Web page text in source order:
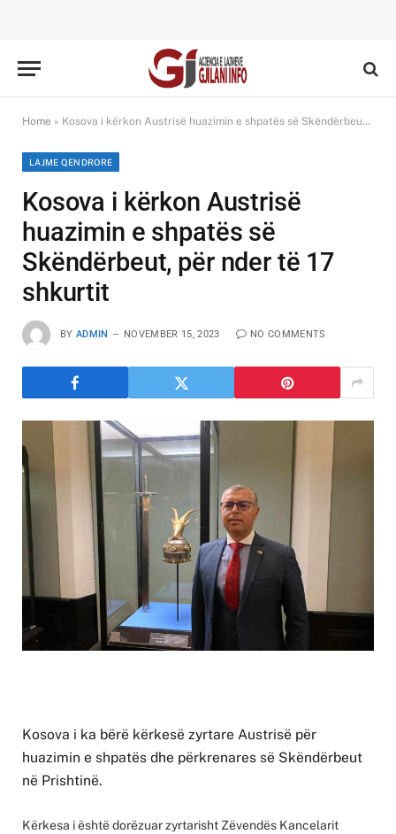
Home » Kosova i kërkon Austrisë huazimin e shpatës së Skëndërbeut, për nder të 17 shkurtit
LAJME QENDRORE
Kosova i kërkon Austrisë
huazimin e shpatës së
Skëndërbeut, për nder të 17
shkurtit
BY ADMIN NOVEMBER 15, 2023 NO COMMENTS
Kosova i ka bërë kërkesë zyrtare Austrisë për
huazimin e shpatës dhe përkrenares së Skëndërbeut
në Prishtinë.
Kërkesa i është dorëzuar zyrtarisht Zëvendës Kancelarit